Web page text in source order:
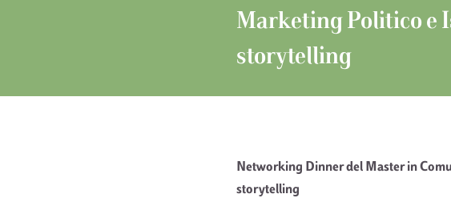
Marketing Politico e
storytelling
Networking Dinner del Master in
storytelling